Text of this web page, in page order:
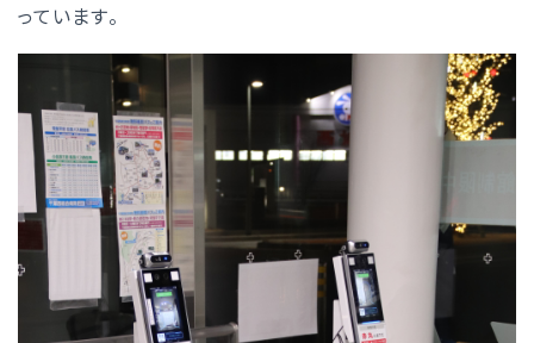
っています。